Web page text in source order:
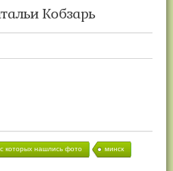
Кобзарь
которых нашлись фото минск